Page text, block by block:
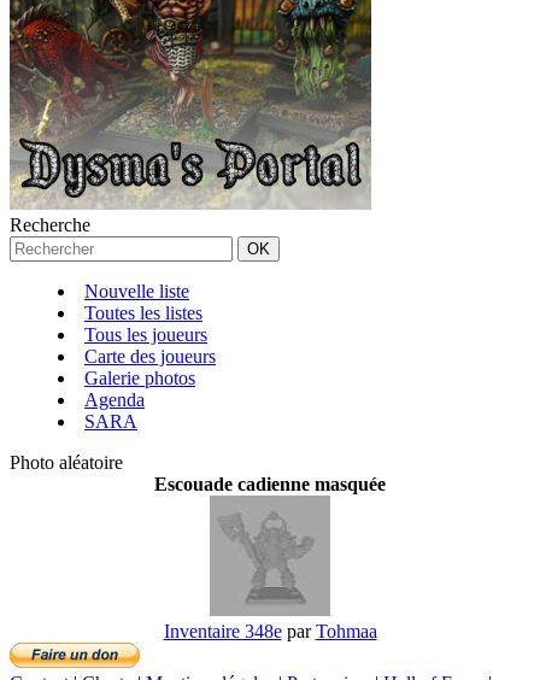
Recherche
Nouvelle liste
Toutes les listes
Tous les joueurs
Carte des joueurs
Galerie photos
Agenda
SARA
Photo aléatoire
Escouade cadienne masquée
Inventaire 348eparTohmaa